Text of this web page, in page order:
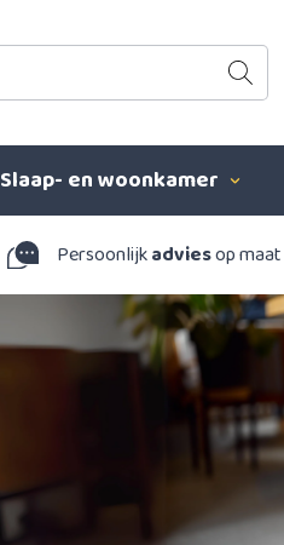
Slaap- en woonkamer
Persoonlijkadviesop maat